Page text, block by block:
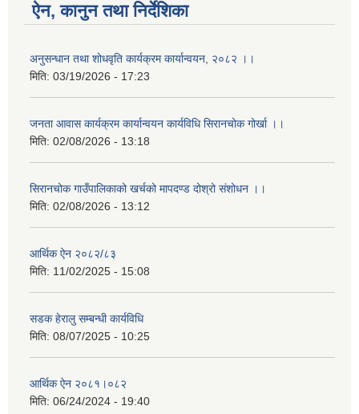
ऐन, कानुन तथा निर्देशिका
अनुसन्धान तथा शोधवृति कार्यक्रम कार्यान्वयन, २०८२ ।।
मिति: 03/19/2026 - 17:23
जनता आवास कार्यक्रम कार्यान्वयन कार्यविधि सिरानचोक गोर्खा ।।
मिति: 02/08/2026 - 13:18
सिरानचोक गाउँपालिकाको खर्चको मापदण्ड दोश्रो संशोधन ।।
मिति: 02/08/2026 - 13:12
आर्थिक ऐन २०८२/८३
मिति: 11/02/2025 - 15:08
सडक हेरालु सम्बन्धी कार्यविधि
मिति: 08/07/2025 - 10:25
आर्थिक ऐन २०८१।०८२
मिति: 06/24/2024 - 19:40